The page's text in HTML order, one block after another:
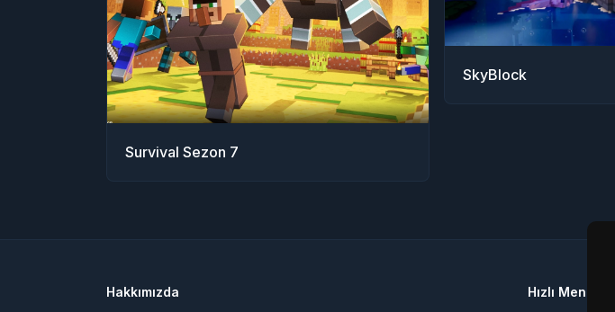
Survival Sezon 7
SkyBlock
Hakkımızda
Hızlı Menü